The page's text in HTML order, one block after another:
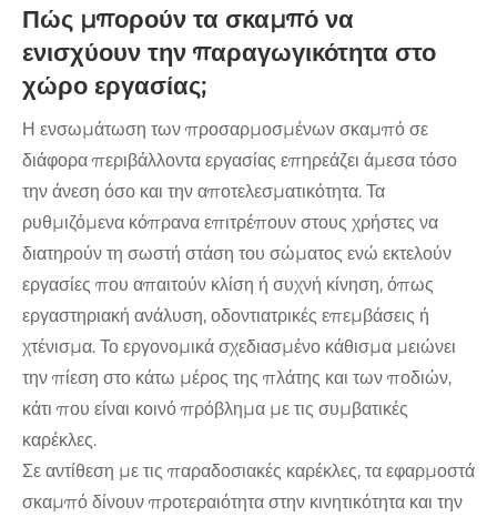
Πώς μπορούν τα σκαμπό να
ενισχύουν την παραγωγικότητα στο
χώρο εργασίας;
Η ενσωμάτωση των προσαρμοσμένων σκαμπό σε
διάφορα περιβάλλοντα εργασίας επηρεάζει άμεσα τόσο
την άνεση όσο και την αποτελεσματικότητα. Τα
ρυθμιζόμενα κόπρανα επιτρέπουν στους χρήστες να
διατηρούν τη σωστή στάση του σώματος ενώ εκτελούν
εργασίες που απαιτούν κλίση ή συχνή κίνηση, όπως
εργαστηριακή ανάλυση, οδοντιατρικές επεμβάσεις ή
χτένισμα. Το εργονομικά σχεδιασμένο κάθισμα μειώνει
την πίεση στο κάτω μέρος της πλάτης και των ποδιών,
κάτι που είναι κοινό πρόβλημα με τις συμβατικές
καρέκλες.
Σε αντίθεση με τις παραδοσιακές καρέκλες, τα εφαρμοστά
σκαμπό δίνουν προτεραιότητα στην κινητικότητα και την